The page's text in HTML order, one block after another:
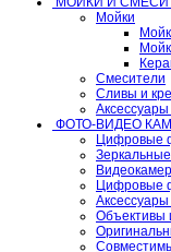
Мойки
Смесители
Сливы и
ФОТО-ВИДЕО
Цифровые
Цифровые
Объективы